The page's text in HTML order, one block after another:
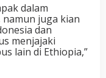
dalam
juga kian
dan
menjajaki
lain di Ethiopia,”